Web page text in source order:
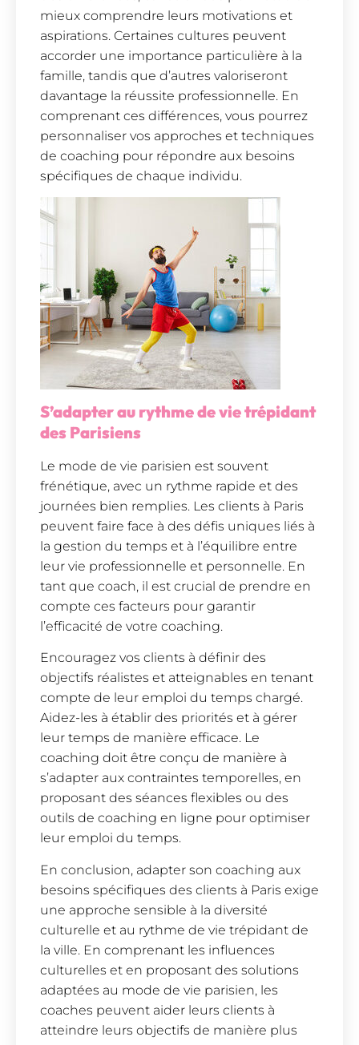
mieux comprendre leurs motivations et
aspirations. Certaines cultures peuvent
accorder une importance particulière à la
famille, tandis que d’autres valoriseront
davantage la réussite professionnelle. En
comprenant ces différences, vous pourrez
personnaliser vos approches et techniques
de coaching pour répondre aux besoins
spécifiques de chaque individu.
S’adapter au rythme de vie trépidant
des Parisiens
Le mode de vie parisien est souvent
frénétique, avec un rythme rapide et des
journées bien remplies. Les clients à Paris
peuvent faire face à des défis uniques liés à
la gestion du temps et à l’équilibre entre
leur vie professionnelle et personnelle. En
tant que coach, il est crucial de prendre en
compte ces facteurs pour garantir
l’efficacité de votre coaching.
Encouragez vos clients à définir des
objectifs réalistes et atteignables en tenant
compte de leur emploi du temps chargé.
Aidez-les à établir des priorités et à gérer
leur temps de manière efficace. Le
coaching doit être conçu de manière à
s’adapter aux contraintes temporelles, en
proposant des séances flexibles ou des
outils de coaching en ligne pour optimiser
leur emploi du temps.
En conclusion, adapter son coaching aux
besoins spécifiques des clients à Paris exige
une approche sensible à la diversité
culturelle et au rythme de vie trépidant de
la ville. En comprenant les influences
culturelles et en proposant des solutions
adaptées au mode de vie parisien, les
coaches peuvent aider leurs clients à
atteindre leurs objectifs de manière plus